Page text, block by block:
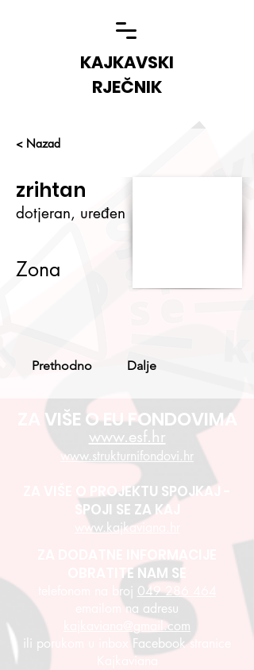
KAJKAVSKI
RJEČNIK
< Nazad
zrihtan
dotjeran, uređen
Zona
Prethodno Dalje
ZA VIŠE O EU FONDOVIMA
www.esf.hr
www.strukturnifondovi.hr
ZA VIŠE O PROJEKTU SPOJKAJ -
SPOJI SE ZA KAJ
www.kajkaviana.hr
ZA DODATNE INFORMACIJE
OBRATITE NAM SE
telefonom na broj 049 286 464
emailom na adresu
kajkaviana@gmail.com
ili porukom u inbox Facebook stranice
Kajkaviana